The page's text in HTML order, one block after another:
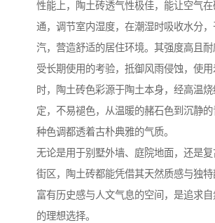
性能上，陶土砖透气性极佳，能让空气
通，调节室内湿度，在潮湿时吸收水分
汽，营造舒适的居住环境。其强度高且
受长期使用的考验，抵御风雨侵蚀，使用
时，陶土砖色彩源于陶土本身，经高温
定，不易褪色，从温暖的赭石色到沉静
种色调都透着古朴典雅的气质。
无论是用于别墅外墙、庭院地面，还是
街区，陶土砖都能凭借其天然质感与独
富有历史感与人文气息的空间，是追求
的理想选择。